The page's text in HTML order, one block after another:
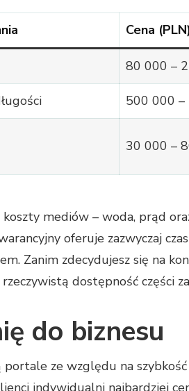
Cena
80 000 –
500 000
30 000 –
mediów – woda, prąd
oferuje zazwyczaj
Zanim zdecydujesz się na
dostępność części
do biznesu
ze względu na
indywidualni najbardziej